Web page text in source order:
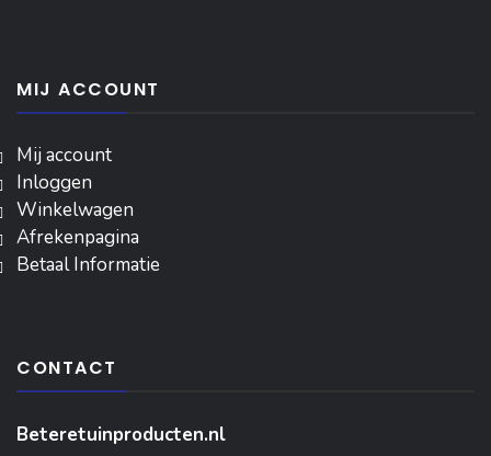
MIJ ACCOUNT
Mij account
Inloggen
‎Winkelwagen
Afrekenpagina
Betaal Informatie
CONTACT
Beteretuinproducten.nl